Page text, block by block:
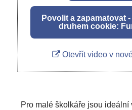
Povolit a zapamatovat
druhem cookie:
Otevřít video v
Pro malé školkáře jsou